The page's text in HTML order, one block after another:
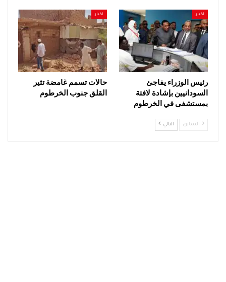
اخبار
رئيس الوزراء يفاجئ
السودانيين بإشادة لافتة
بمستشفى في الخرطوم
اخبار
حالات تسمم غامضة تثير
القلق جنوب الخرطوم
السابق التالي